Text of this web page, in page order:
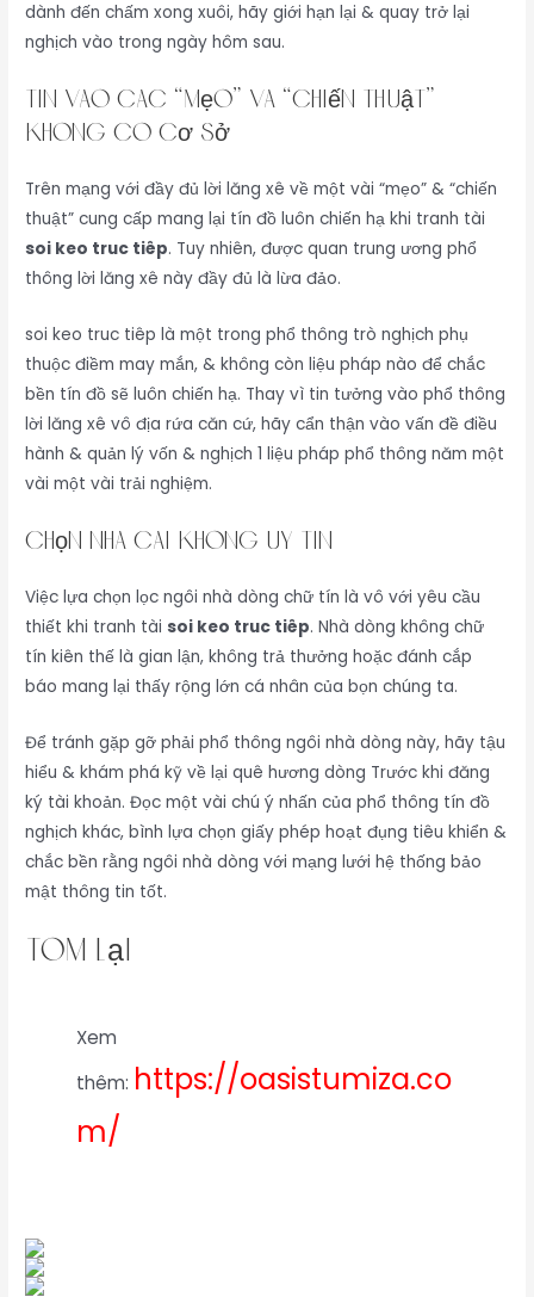
dành đến chấm xong xuôi, hãy giới hạn lại & quay trở lại
nghịch vào trong ngày hôm sau.
Tin Vào Các “Mẹo” Và “Chiến Thuật”
Không Có Cơ Sở
Trên mạng với đầy đủ lời lăng xê về một vài “mẹo” & “chiến
thuật” cung cấp mang lại tín đồ luôn chiến hạ khi tranh tài
soi keo truc tiêp. Tuy nhiên, được quan trung ương phổ
thông lời lăng xê này đầy đủ là lừa đảo.
soi keo truc tiêp là một trong phổ thông trò nghịch phụ
thuộc điềm may mắn, & không còn liệu pháp nào để chắc
bền tín đồ sẽ luôn chiến hạ. Thay vì tin tưởng vào phổ thông
lời lăng xê vô địa rứa căn cứ, hãy cẩn thận vào vấn đề điều
hành & quản lý vốn & nghịch 1 liệu pháp phổ thông năm một
vài một vài trải nghiệm.
Chọn Nhà Cái Không Uy Tín
Việc lựa chọn lọc ngôi nhà dòng chữ tín là vô với yêu cầu
thiết khi tranh tàisoi keo truc tiêp. Nhà dòng không chữ
tín kiên thế là gian lận, không trả thưởng hoặc đánh cắp
báo mang lại thấy rộng lớn cá nhân của bọn chúng ta.
Để tránh gặp gỡ phải phổ thông ngôi nhà dòng này, hãy tậu
hiểu & khám phá kỹ về lại quê hương dòng Trước khi đăng
ký tài khoản. Đọc một vài chú ý nhấn của phổ thông tín đồ
nghịch khác, bình lựa chọn giấy phép hoạt đụng tiêu khiển &
chắc bền rằng ngôi nhà dòng với mạng lưới hệ thống bảo
mật thông tin tốt.
tóm lại
Xem
thêm: https://oasistumiza.co
m/